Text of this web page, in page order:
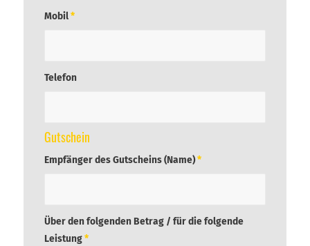
Mobil*
Telefon
Gutschein
Empfänger des Gutscheins (Name)*
Über den folgenden Betrag / für die folgende
Leistung*